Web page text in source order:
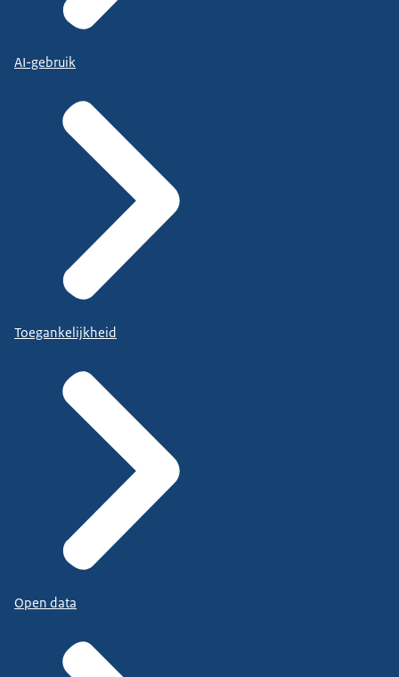
AI-gebruik
Toegankelijkheid
Open data